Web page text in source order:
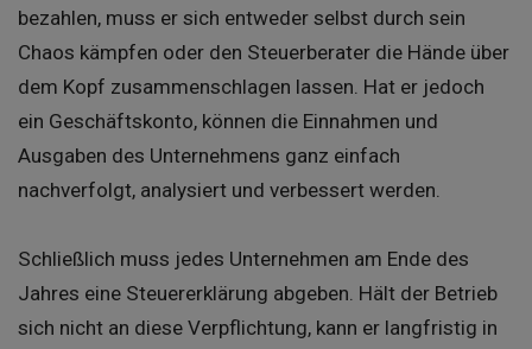
bezahlen, muss er sich entweder selbst durch sein
Chaos kämpfen oder den Steuerberater die Hände über
dem Kopf zusammenschlagen lassen. Hat er jedoch
ein Geschäftskonto, können die Einnahmen und
Ausgaben des Unternehmens ganz einfach
nachverfolgt, analysiert und verbessert werden.
Schließlich muss jedes Unternehmen am Ende des
Jahres eine Steuererklärung abgeben. Hält der Betrieb
sich nicht an diese Verpflichtung, kann er langfristig in